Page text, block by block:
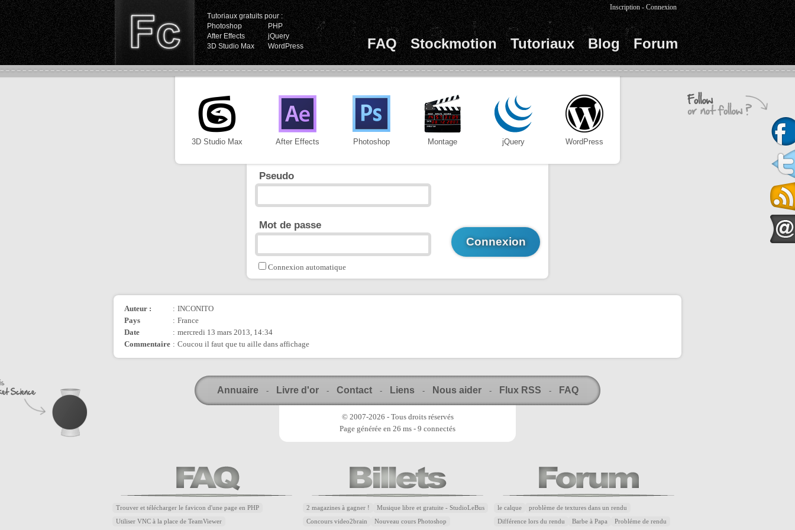
Tutoriaux gratuits pour :
Photoshop
PHP
After Effects
jQuery
3D Studio Max
WordPress FAQ Stockmotion Tutoriaux Blog Forum
Inscription -Connexion
3D Studio Max After Effects Photoshop Montage jQuery WordPress
Pseudo
Mot de passe
Connexion automatique
Auteur : : INCONITO
Pays
: France
Date
: mercredi 13 mars 2013, 14:34
Commentaire : Coucou il faut que tu aille dans affichage
Annuaire - Livre d'or - Contact - Liens - Nous aider - Flux RSS - FAQ
© 2007-2026 - Tous droits réservés
Page générée en 26 ms - 9 connectés
Trouver et télécharger le favicon d'une page en PHP
Utiliser VNC à la place de TeamViewer
2 magazines à gagner ! Musique libre et gratuite - StudioLeBus
Concours video2brain Nouveau cours Photoshop
le calque problème de textures dans un rendu
Différence lors du rendu Barbe à Papa Probléme de rendu